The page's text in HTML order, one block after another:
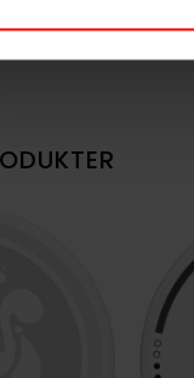
Mint